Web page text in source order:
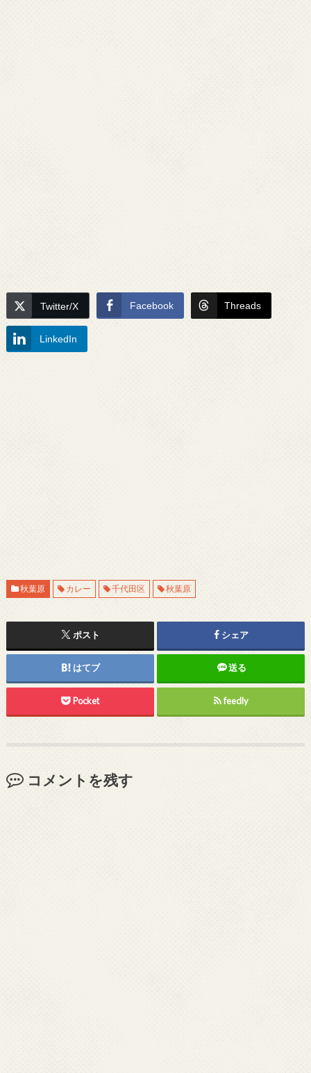
Twitter/X Facebook Threads
LinkedIn
秋葉原 カレー 千代田区 秋葉原
ポスト シェア
はてブ 送る
Pocket feedly
コメントを残す